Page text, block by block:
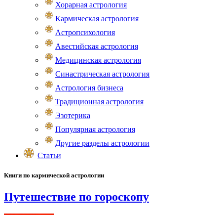
Хорарная астрология
Кармическая астрология
Астропсихология
Авестийская астрология
Медицинская астрология
Синастрическая астрология
Астрология бизнеса
Традиционная астрология
Эзотерика
Популярная астрология
Другие разделы астрологии
Статьи
Книги по кармической астрологии
Путешествие по гороскопу